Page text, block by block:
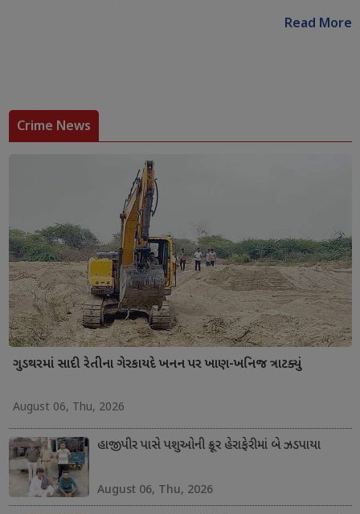
Read More
Crime News
ગુડથરમાં સાદી રેતીના ગેરકાયદે ખનન પર ખાણ-ખનિજ ત્રાટક્યું
August 06, Thu, 2026
હાજીપીર પાસે પશુઓની ક્રૂર હેરાફેરીમાં બે ઝડપાયા
August 06, Thu, 2026